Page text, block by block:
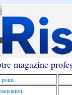
magazine
point